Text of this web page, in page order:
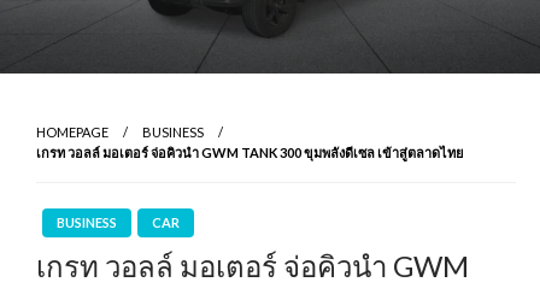
HOMEPAGE
BUSINESS
เกรท วอลล์ มอเตอร์ จ่อคิวนำ GWM TANK 300 ขุมพลังดีเซล เข้าสู่ตลาดไทย
BUSINESS CAR
เกรท วอลล์ มอเตอร์ จ่อคิวนำ GWM